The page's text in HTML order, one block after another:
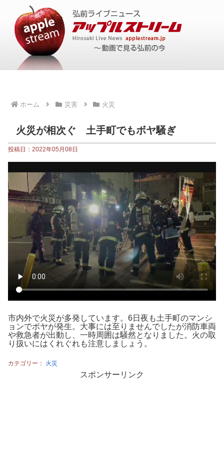
ホーム 災害 火災
火災が相次ぐ 土手町でもボヤ騒ぎ
投稿日：2022年05月08日
市内外で火災が多発しています。6日夜も土手町のマンシ
ョンでボヤが発生。大事には至りませんでしたが消防車両
や救急者が出動し、一時周囲は騒然となりました。火の取
り扱いにはくれぐれも注意しましょう。
カテゴリー： 火災
スポンサーリンク